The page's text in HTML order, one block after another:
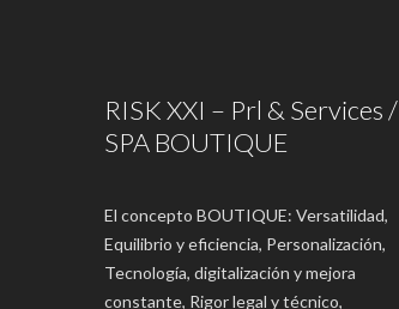
RISK XXI – Prl & Services /
SPA BOUTIQUE
El concepto BOUTIQUE: Versatilidad,
Equilibrio y eficiencia, Personalización,
Tecnología, digitalización y mejora
constante, Rigor legal y técnico,